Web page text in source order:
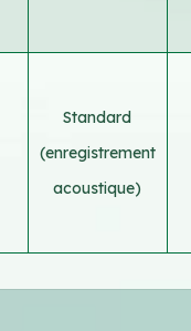
Standard
(enregistrement
acoustique)